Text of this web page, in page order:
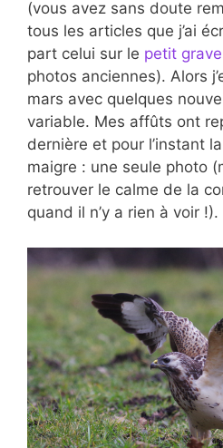
(vous avez sans doute
tous les articles que j’ai
part celui sur le petit
photos anciennes). Alors
mars avec quelques
variable. Mes affûts ont
dernière et pour l’instant
maigre : une seule photo
retrouver le calme de la
quand il n’y a rien à voir !).